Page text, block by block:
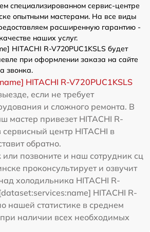
специализированном сервис-центре
опытными мастерами. На все виды
расширенную гарантию -
наших услуг.
HITACHI R-V720PUC1KSLS будет
при оформлении заказа на сайте
звонка.
HITACHI R-V720PUC1KSLS
если не требует
и сложного ремонта. В
мастер привезет HITACHI R-
сервисный центр HITACHI в
обратно.
позвоните и наш сотрудник сц
проконсультирует и озвучит
холодильника HITACHI R-
HITACHI R-
нашей статистике в среднем
наличии всех необходимых